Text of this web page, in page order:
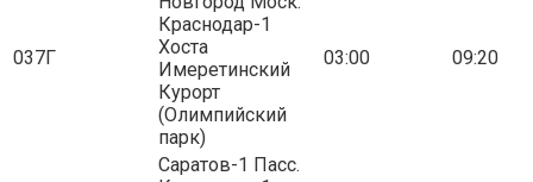
037Г
Краснодар-1
Хоста
Имеретинский
Курорт
(Олимпийский
парк)
03:00 09:20
Саратов-1 Пасс.